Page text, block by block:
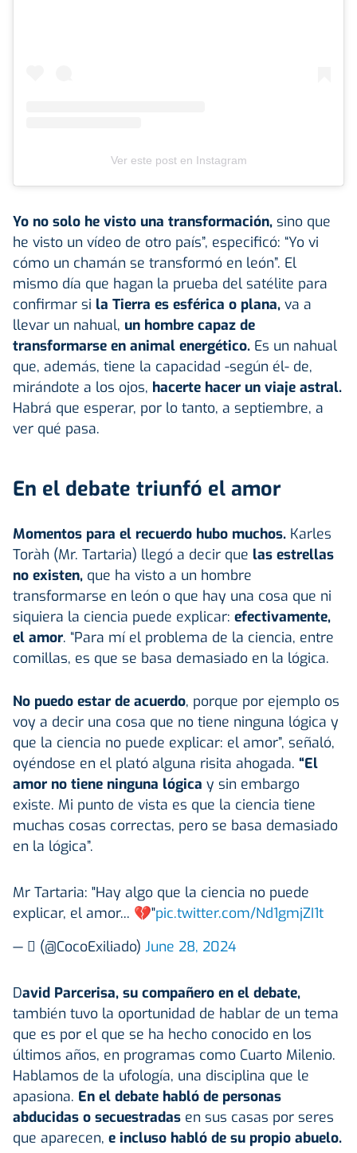
Ver este post en Instagram
Yo no solo he visto una transformación, sino que
he visto un vídeo de otro país”, especificó: “Yo vi
cómo un chamán se transformó en león”. El
mismo día que hagan la prueba del satélite para
confirmar si la Tierra es esférica o plana, va a
llevar un nahual, un hombre capaz de
transformarse en animal energético. Es un nahual
que, además, tiene la capacidad -según él- de,
mirándote a los ojos, hacerte hacer un viaje astral.
Habrá que esperar, por lo tanto, a septiembre, a
ver qué pasa.
En el debate triunfó el amor
Momentos para el recuerdo hubo muchos. Karles
Toràh (Mr. Tartaria) llegó a decir que las estrellas
no existen, que ha visto a un hombre
transformarse en león o que hay una cosa que ni
siquiera la ciencia puede explicar: efectivamente,
el amor. “Para mí el problema de la ciencia, entre
comillas, es que se basa demasiado en la lógica.
No puedo estar de acuerdo, porque por ejemplo os
voy a decir una cosa que no tiene ninguna lógica y
que la ciencia no puede explicar: el amor”, señaló,
oyéndose en el plató alguna risita ahogada. “El
amor no tiene ninguna lógica y sin embargo
existe. Mi punto de vista es que la ciencia tiene
muchas cosas correctas, pero se basa demasiado
en la lógica”.
Mr Tartaria: "Hay algo que la ciencia no puede
explicar, el amor... 💔"pic.twitter.com/Nd1gmjZI1t
— ‏️ٓ‏️ (@CocoExiliado) June 28, 2024
David Parcerisa, su compañero en el debate,
también tuvo la oportunidad de hablar de un tema
que es por el que se ha hecho conocido en los
últimos años, en programas como Cuarto Milenio.
Hablamos de la ufología, una disciplina que le
apasiona. En el debate habló de personas
abducidas o secuestradas en sus casas por seres
que aparecen, e incluso habló de su propio abuelo.